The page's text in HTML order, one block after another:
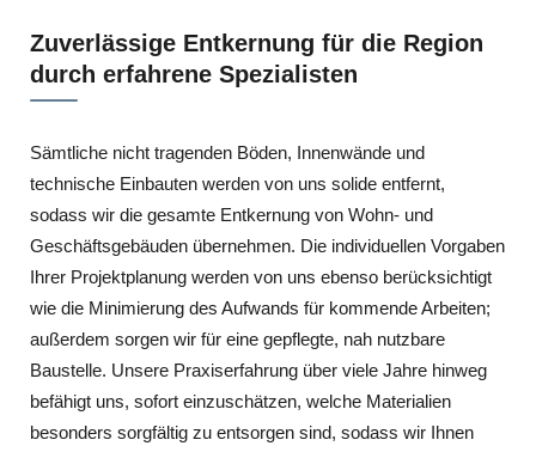
Zuverlässige Entkernung für die Region
durch erfahrene Spezialisten
Sämtliche nicht tragenden Böden, Innenwände und
technische Einbauten werden von uns solide entfernt,
sodass wir die gesamte Entkernung von Wohn- und
Geschäftsgebäuden übernehmen. Die individuellen Vorgaben
Ihrer Projektplanung werden von uns ebenso berücksichtigt
wie die Minimierung des Aufwands für kommende Arbeiten;
außerdem sorgen wir für eine gepflegte, nah nutzbare
Baustelle. Unsere Praxiserfahrung über viele Jahre hinweg
befähigt uns, sofort einzuschätzen, welche Materialien
besonders sorgfältig zu entsorgen sind, sodass wir Ihnen